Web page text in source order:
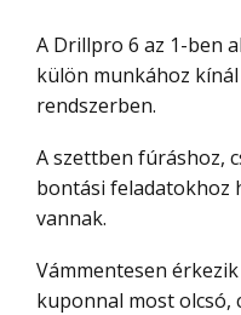
A Drillpro 6 az 1-ben
külön munkához
rendszerben.
A szettben fúráshoz, csiszoláshoz, vágáshoz és
bontási feladatokhoz
vannak.
Vámmentesen érkezik ingyen szállítással és
kuponnal most olcsó,